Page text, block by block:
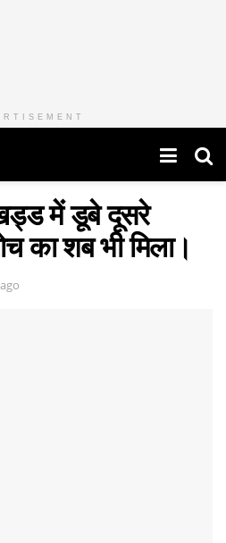
में डूबे दूसरे
का शब भी मिला।